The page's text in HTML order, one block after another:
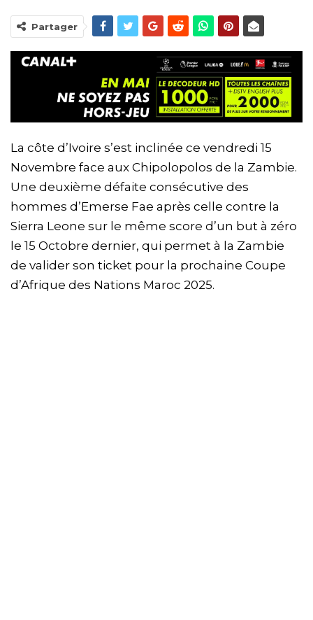
Partager
La côte d’Ivoire s’est inclinée ce vendredi 15
Novembre face aux Chipolopolos de la Zambie.
Une deuxième défaite consécutive des
hommes d’Emerse Fae après celle contre la
Sierra Leone sur le même score d’un but à zéro
le 15 Octobre dernier, qui permet à la Zambie
de valider son ticket pour la prochaine Coupe
d’Afrique des Nations Maroc 2025.